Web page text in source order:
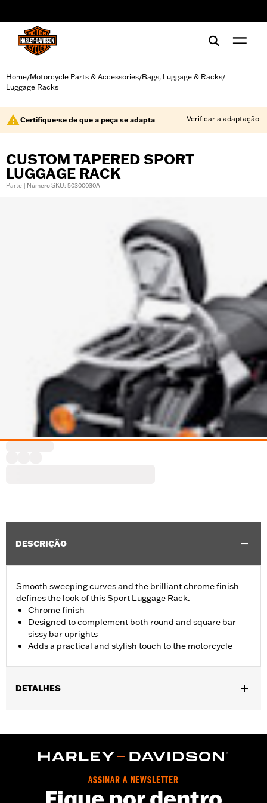
Home/Motorcycle Parts & Accessories/Bags, Luggage & Racks/
Luggage Racks
Certifique-se de que a peça se adapta Verificar a adaptação
CUSTOM TAPERED SPORT
LUGGAGE RACK
Parte | Número SKU: 50300030A
DESCRIÇÃO
Smooth sweeping curves and the brilliant chrome finish
defines the look of this Sport Luggage Rack.
Chrome finish
Designed to complement both round and square bar
sissy bar uprights
Adds a practical and stylish touch to the motorcycle
DETALHES
Sideplates, '84-'05 Softail® (except FLSTN and FXSTD) and '06-
'17 FLST, FLSTC, FLSTNSE and FLSTSC and '06 FLSTF models
equipped with Detachable Mount Sideplates.
Installation Instructions
ASSINAR A NEWSLETTER